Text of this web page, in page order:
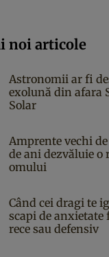
noi articole
Astronomii ar fi
exolună din afara
Solar
Amprente vechi
de ani dezvăluie o
omului
Când cei dragi te
scapi de anxietate
rece sau defensiv